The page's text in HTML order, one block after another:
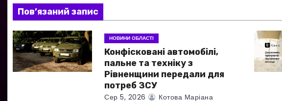
я
з
а
п
Пов’язаний запис
НОВИНИ ОБЛАСТІ
Конфісковані автомобілі,
пальне та техніку з
Рівненщини передали для
потреб ЗСУ
Сер 5, 2026 Котова Маріана